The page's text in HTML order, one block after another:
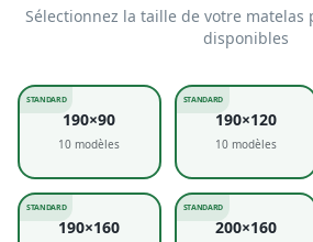
Sélectionnez la taille de votre matelas
disponibles
STANDARD
190×90
10 modèles
STANDARD
190×120
10modèles
STANDARD
190×160
STANDARD
200×160